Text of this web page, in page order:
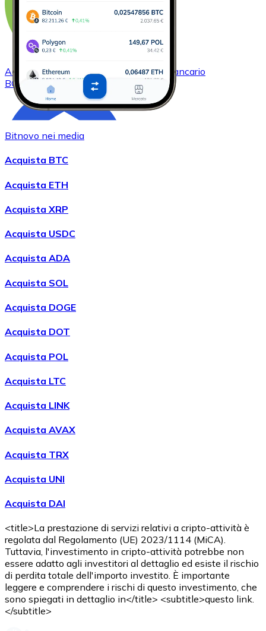
AcquistareBitcoin Cash
con bonifico bancario
BCH
AcquistareChainlink
LINK
AcquistareWrapped Bitcoin
AcquistareAvalanche
Bitnovo nei media
Acquista BTC
Acquista ETH
Acquista XRP
Acquista USDC
Acquista ADA
Acquista SOL
Acquista DOGE
Acquista DOT
Acquista POL
Acquista LTC
Acquista LINK
Acquista AVAX
Acquista TRX
Acquista UNI
Acquista DAI
<title>La prestazione di servizi relativi a cripto-attività è
regolata dal Regolamento (UE) 2023/1114 (MiCA).
Tuttavia, l'investimento in cripto-attività potrebbe non
essere adatto agli investitori al dettaglio ed esiste il rischio
di perdita totale dell'importo investito. È importante
leggere e comprendere i rischi di questo investimento, che
sono spiegati in dettaglio in</title> <subtitle>questo link.
</subtitle>